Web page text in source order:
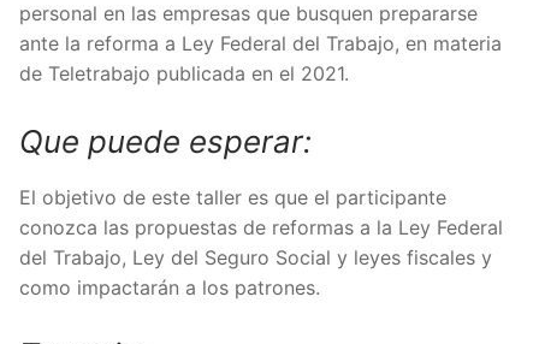
personal en las empresas que busquen prepararse
ante la reforma a Ley Federal del Trabajo, en materia
de Teletrabajo publicada en el 2021.
Que puede esperar:
El objetivo de este taller es que el participante
conozca las propuestas de reformas a la Ley Federal
del Trabajo, Ley del Seguro Social y leyes fiscales y
como impactarán a los patrones.